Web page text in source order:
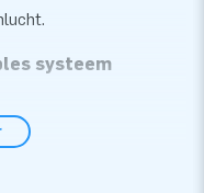
systeem
hebben we afgelopen